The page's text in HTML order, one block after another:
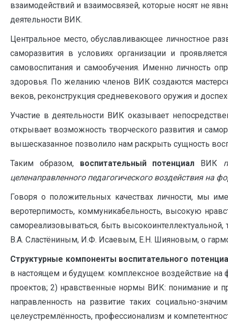
взаимодействий и взаимосвязей, которые носят не
деятельности ВИК.
Центральное место, обуславливающее личностное
саморазвития в условиях организации и
самовоспитания и самообучения. Именно личность
здоровья. По желанию членов ВИК создаются
веков, реконструкция средневекового оружия и
Участие в деятельности ВИК оказывает
открывает возможность творческого развития и
вышесказанное позволило нам раскрыть сущность
Таким образом, воспитательный потенциал ВИК
целенаправленного педагогического воздействия на
Говоря о положительных качествах личности, мы
веротерпимость, коммуникабельность, высокую
самореализовываться, быть
В.А. Сластёниным, И.Ф. Исаевым, Е.Н. Шияновым, о
Структурные компоненты воспитательного
в настоящем и будущем: комплексное воздействие на
проектов; 2) нравственные нормы ВИК: понимание и
направленность на развитие таких социально-
целеустремлённость, профессионализм и